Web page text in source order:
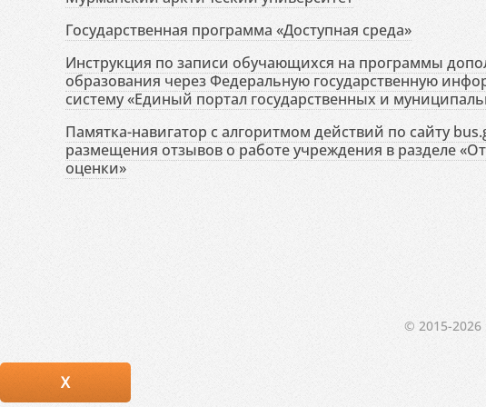
Государственная программа «Доступная среда»
Инструкция по записи обучающихся на программы
образования через Федеральную государственную
систему «Единый портал государственных и
Памятка-навигатор с алгоритмом действий по сайту
размещения отзывов о работе учреждения в разделе
оценки»
© 2015-
X